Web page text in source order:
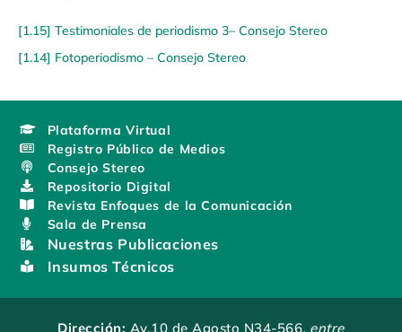
[1.15] Testimoniales de periodismo 3– Consejo Stereo
[1.14] Fotoperiodismo – Consejo Stereo
Plataforma Virtual
Registro Público de Medios
Consejo Stereo
Repositorio Digital
Revista Enfoques de la Comunicación
Sala de Prensa
Nuestras Publicaciones
Insumos Técnicos
Dirección: Av.10 de Agosto N34-566, entre